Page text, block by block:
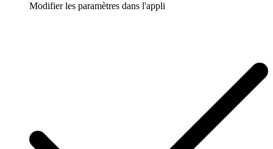
Modifier les paramètres dans l'appli